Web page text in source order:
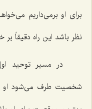
برای او برمی‌داریم
نظر باشد این راه دقیقاً
در مسیر توحید
شخصیت طرف می‌شود او